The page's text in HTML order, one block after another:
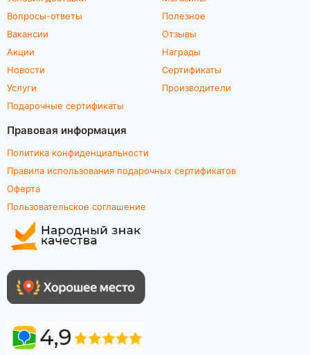
Вопросы-ответы
Вакансии
Акции
Новости
Услуги
Подарочные сертификаты
Полезное
Отзывы
Награды
Сертификаты
Производители
Правовая информация
Политика конфиденциальности
Правила использования подарочных сертификатов
Оферта
Пользовательское соглашение